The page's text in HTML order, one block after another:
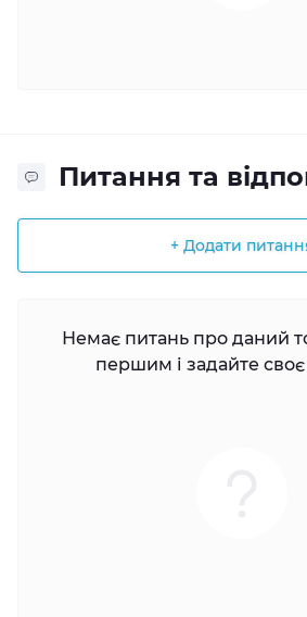
Питання та
+ Додати
Немає питань про даний
першим і задайте